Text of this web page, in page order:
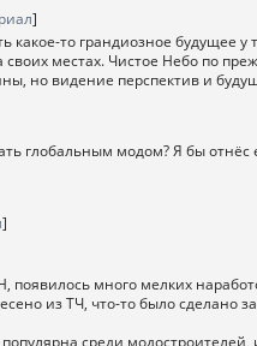
]
какое-то грандиозное
своих местах. Чистое Небо по
но видение перспектив и
глобальным модом? Я бы отнёс
]
появилось много мелких
из ТЧ, что-то было
среди